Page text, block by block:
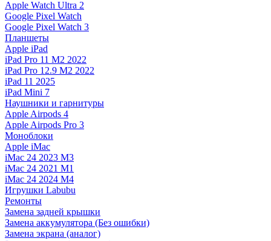
Apple Watch Ultra 2
Google Pixel Watch
Google Pixel Watch 3
Планшеты
Apple iPad
iPad Pro 11 M2 2022
iPad Pro 12.9 M2 2022
iPad 11 2025
iPad Mini 7
Наушники и гарнитуры
Apple Airpods 4
Apple Airpods Pro 3
Моноблоки
Apple iMac
iMac 24 2023 M3
iMac 24 2021 M1
iMac 24 2024 M4
Игрушки Labubu
Ремонты
Замена задней крышки
Замена аккумулятора (Без ошибки)
Замена экрана (аналог)